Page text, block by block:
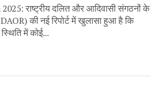
राष्ट्रीय दलित और आदिवासी संगठनों के
की नई रिपोर्ट में खुलासा हुआ है कि
में कोई...